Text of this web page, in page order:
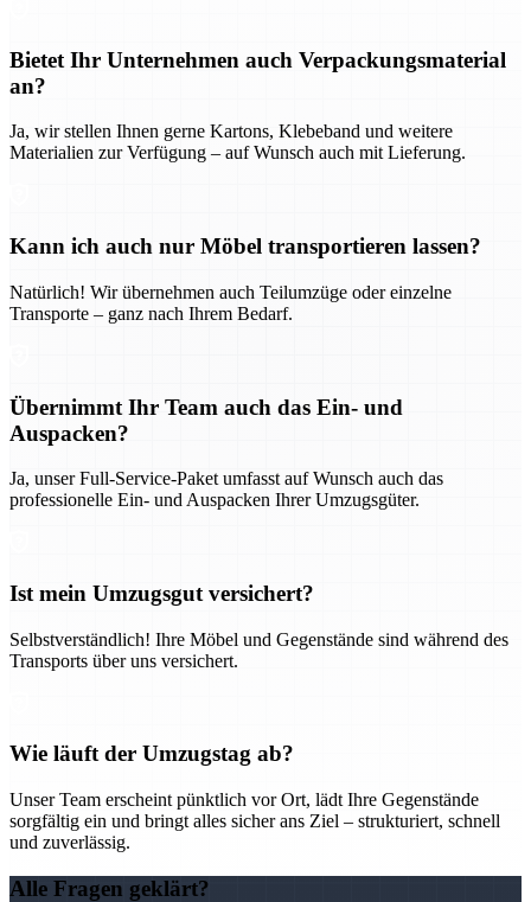
Bietet Ihr Unternehmen auch Verpackungsmaterial
an?
Ja, wir stellen Ihnen gerne Kartons, Klebeband und weitere
Materialien zur Verfügung – auf Wunsch auch mit Lieferung.
Kann ich auch nur Möbel transportieren lassen?
Natürlich! Wir übernehmen auch Teilumzüge oder einzelne
Transporte – ganz nach Ihrem Bedarf.
Übernimmt Ihr Team auch das Ein- und
Auspacken?
Ja, unser Full-Service-Paket umfasst auf Wunsch auch das
professionelle Ein- und Auspacken Ihrer Umzugsgüter.
Ist mein Umzugsgut versichert?
Selbstverständlich! Ihre Möbel und Gegenstände sind während des
Transports über uns versichert.
Wie läuft der Umzugstag ab?
Unser Team erscheint pünktlich vor Ort, lädt Ihre Gegenstände
sorgfältig ein und bringt alles sicher ans Ziel – strukturiert, schnell
und zuverlässig.
Alle Fragen geklärt?